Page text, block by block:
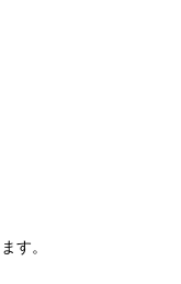
す。